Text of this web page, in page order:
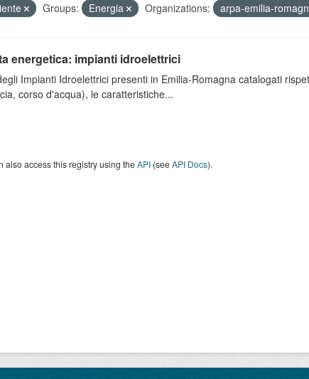
Groups: Energia Organizations: arpa-emilia-
energetica: impianti idroelettrici
Impianti Idroelettrici presenti in Emilia-Romagna catalogati
corso d'acqua), le caratteristiche...
also access this registry using theAPI(seeAPI Docs).